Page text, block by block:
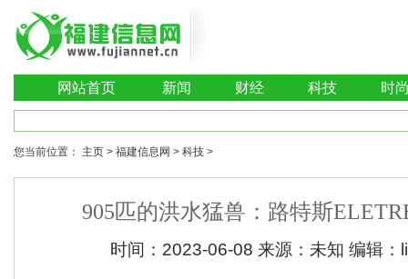
网站首页 新闻 财经 科技 时
您当前位置： 主页 > 福建信息网 > 科技 >
905匹的洪水猛兽：路特斯
时间： 2023-06-08 来源： 未知 编辑：